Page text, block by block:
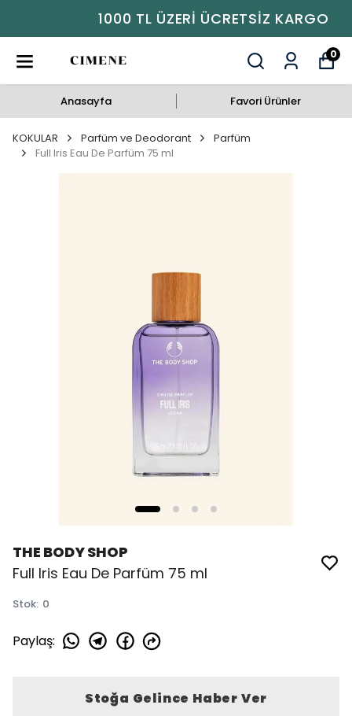
1000 TL ÜZERI ÜCRETSIZ KARGO
0
Anasayfa Favori Ürünler
KOKULAR Parfüm ve Deodorant
Parfüm
Full Iris Eau De Parfüm 75 ml
THE BODY SHOP
Full Iris Eau De Parfüm 75 ml
Stok: 0
Paylaş:
Stoğa Gelince Haber Ver